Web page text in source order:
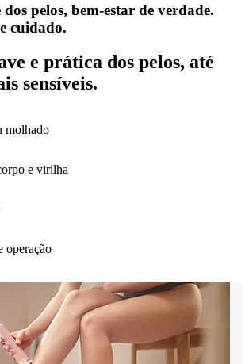
pelos, bem-estar de verdade.
cuidado.
e prática dos pelos, até
sensíveis.
molhado
e virilha
operação